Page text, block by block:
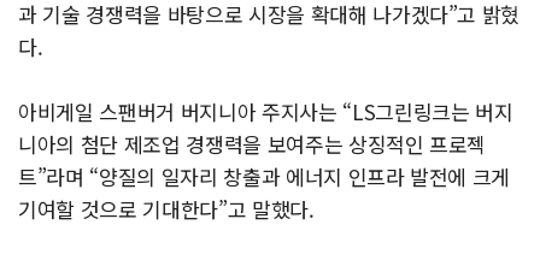
과 기술 경쟁력을 바탕으로 시장을 확대해 나가겠다”고 밝혔
다.
아비게일 스팬버거 버지니아 주지사는 “LS그린링크는 버지
니아의 첨단 제조업 경쟁력을 보여주는 상징적인 프로젝
트”라며 “양질의 일자리 창출과 에너지 인프라 발전에 크게
기여할 것으로 기대한다”고 말했다.